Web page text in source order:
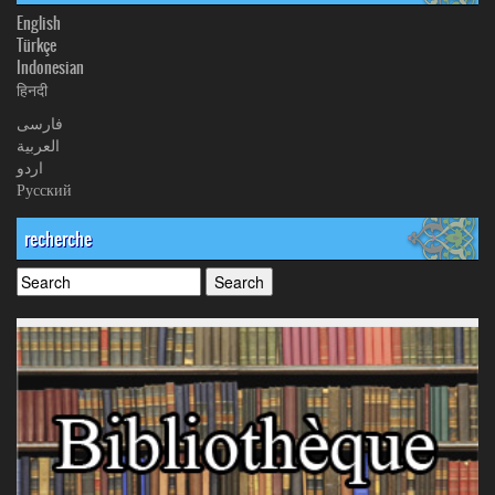
English
Türkçe
Indonesian
हिनदी
فارسی
العربیة
اردو
Русский
recherche